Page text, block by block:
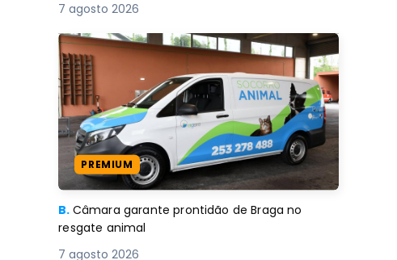
7 agosto 2026
PREMIUM
B. Câmara garante prontidão de Braga no
resgate animal
7 agosto 2026